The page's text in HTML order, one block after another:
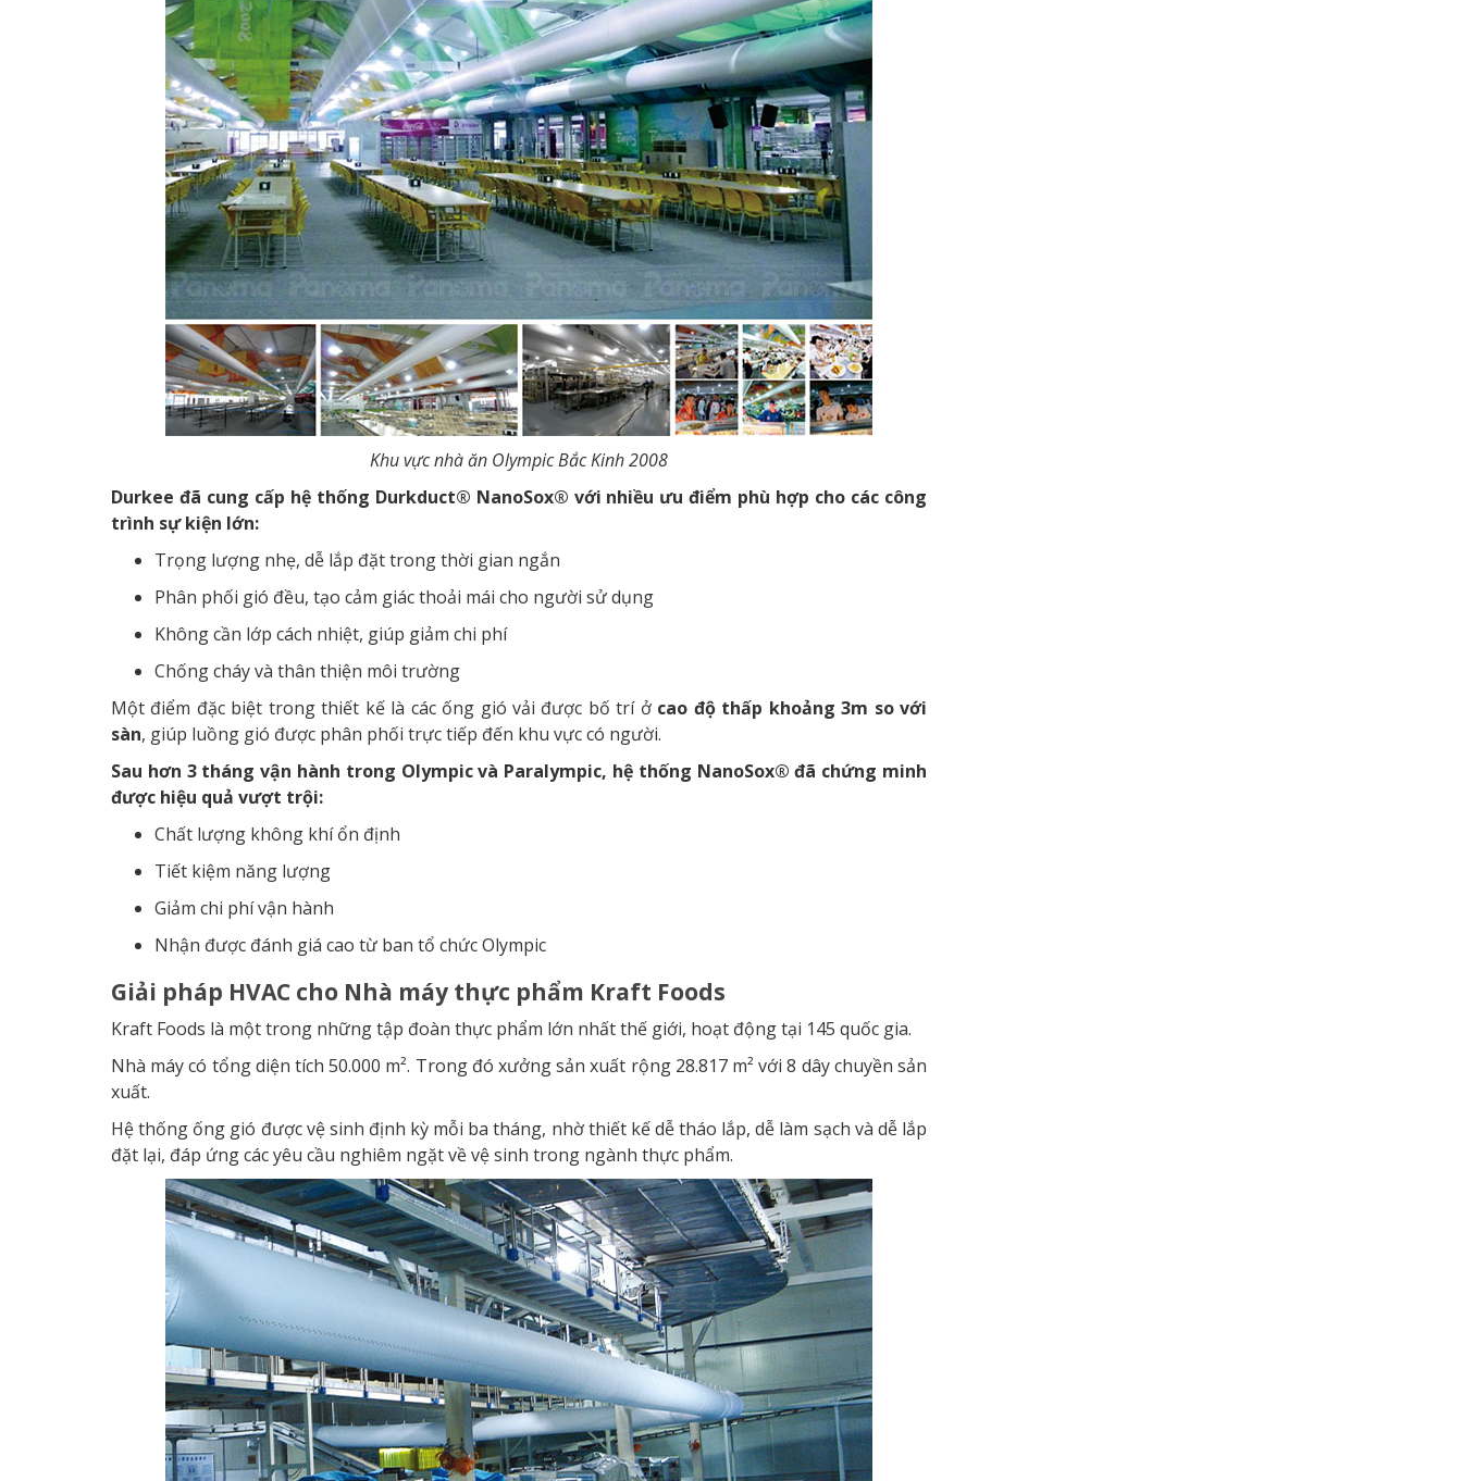
Khu vực nhà ăn Olympic Bắc Kinh 2008
Durkee đã cung cấp hệ thống Durkduct® NanoSox® với nhiều ưu điểm phù hợp cho các công
trình sự kiện lớn:
Trọng lượng nhẹ, dễ lắp đặt trong thời gian ngắn
Phân phối gió đều, tạo cảm giác thoải mái cho người sử dụng
Không cần lớp cách nhiệt, giúp giảm chi phí
Chống cháy và thân thiện môi trường
Một điểm đặc biệt trong thiết kế là các ống gió vải được bố trí ở cao độ thấp khoảng 3m so với
sàn, giúp luồng gió được phân phối trực tiếp đến khu vực có người.
Sau hơn 3 tháng vận hành trong Olympic và Paralympic, hệ thống NanoSox® đã chứng minh
được hiệu quả vượt trội:
Chất lượng không khí ổn định
Tiết kiệm năng lượng
Giảm chi phí vận hành
Nhận được đánh giá cao từ ban tổ chức Olympic
Giải pháp HVAC cho Nhà máy thực phẩm Kraft Foods
Kraft Foods là một trong những tập đoàn thực phẩm lớn nhất thế giới, hoạt động tại 145 quốc gia.
Nhà máy có tổng diện tích 50.000 m². Trong đó xưởng sản xuất rộng 28.817 m² với 8 dây chuyền sản
xuất.
Hệ thống ống gió được vệ sinh định kỳ mỗi ba tháng, nhờ thiết kế dễ tháo lắp, dễ làm sạch và dễ lắp
đặt lại, đáp ứng các yêu cầu nghiêm ngặt về vệ sinh trong ngành thực phẩm.